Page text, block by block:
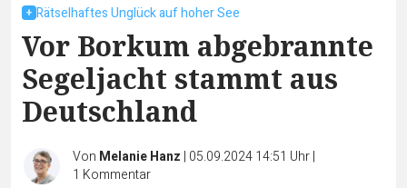
Rätselhaftes Unglück auf hoher See
Vor Borkum abgebrannte
Segeljacht stammt aus
Deutschland
Von Melanie Hanz | 05.09.2024 14:51 Uhr|
1 Kommentar